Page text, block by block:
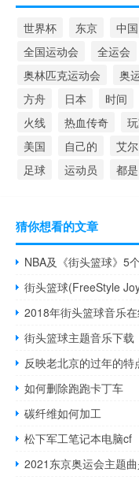
世界杯 东京 中国
全国运动会
全运会
奥林匹克运动会
奥
方舟
日本 时间
火线
热血传奇
美国
自己的 艾尔
足球
运动员 都是
猜你想看的文章
NBA及《街头篮球》5
街头篮球(FreeStyle
2018年街头篮球音乐
街头篮球主题音乐下载
反映老北京的过年的特
如何删除跑跑卡丁车
碳纤维如何加工
松下军工笔记本电脑cf
2021东京奥运会主题